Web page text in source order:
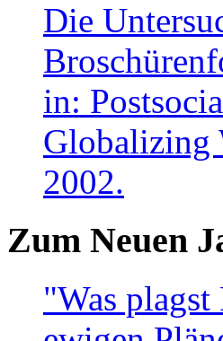
Die
in:
Globalizing
2002.
Zum Neuen
"Was